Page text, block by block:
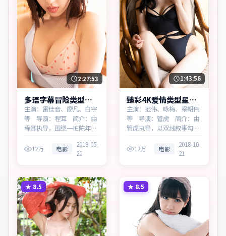
2:27:53
多语字幕冒险类型危
城追缉同步追剧
主演：雷佳音、廖凡、白宇
等 导演：程耳 简介：由
程耳执导，围绕一桩陈年旧
品。在法庭与街头之间，叙
事围绕人物抉择与时代氛围
围。主演以细腻表演撑起情
感层次，兼顾观赏性与现实
意义。
12万 电影
2018-05-
20
1:43:56
臻彩4K爱情类型星河
回响免费点播
主演：范伟、咏梅、梁朝伟
等 导演：管虎 简介：由
管虎执导，以双线叙事勾连
出品的爱情作品。在记忆与
现实的裂缝中，叙事围绕人
克制镜头呈现群像张力。主
演以细腻表演撑起情感层
次，兼顾观赏性与现实意
12万 电影
2018-10-
21
★ 8.5 ★ 8.5